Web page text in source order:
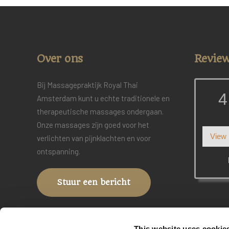
Over ons
Bij Massagepraktijk Royal Thai
Amsterdam kunt u echte traditionele en
therapeutische massages ondergaan.
Onze massages zijn goed voor het
verlichten van pijnklachten en voor
ontspanning.
Stuur een bericht
View